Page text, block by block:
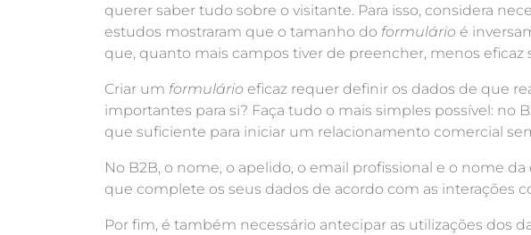
querer saber tudo sobre o visitante. Para isso, considera
estudos mostraram que o tamanho do formulário é
que, quanto mais campos tiver de preencher, menos
Criar um formulário eficaz requer definir os dados de que
importantes para si? Faça tudo o mais simples possível: no
que suficiente para iniciar um relacionamento comercial
No B2B, o nome, o apelido, o email profissional e o nome
que complete os seus dados de acordo com as interações
Por fim, é também necessário antecipar as utilizações dos